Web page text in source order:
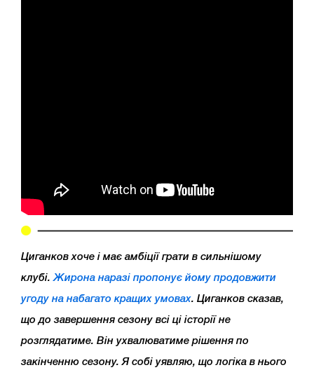
Циганков хоче і має амбіції грати в сильнішому
клубі. Жирона наразі пропонує йому продовжити
угоду на набагато кращих умовах. Циганков сказав,
що до завершення сезону всі ці історії не
розглядатиме. Він ухвалюватиме рішення по
закінченню сезону. Я собі уявляю, що логіка в нього